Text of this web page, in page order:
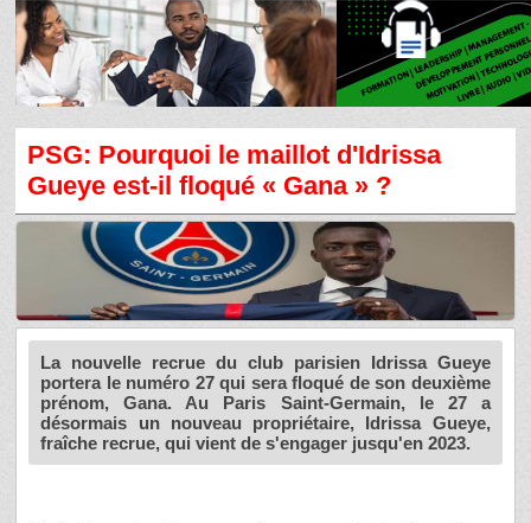
PSG: Pourquoi le maillot d'Idrissa
Gueye est-il floqué « Gana » ?
La nouvelle recrue du club parisien Idrissa Gueye
portera le numéro 27 qui sera floqué de son deuxième
prénom, Gana. Au Paris Saint-Germain, le 27 a
désormais un nouveau propriétaire, Idrissa Gueye,
fraîche recrue, qui vient de s'engager jusqu'en 2023.